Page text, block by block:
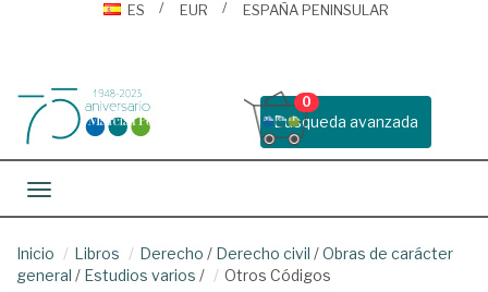
ES
EUR ESPAÑA PENINSULAR
Busqueda avanzada
0
Toggle navigation
Inicio Libros Derecho / Derecho civil /Obras de carácter
general / Estudios varios / Otros Códigos